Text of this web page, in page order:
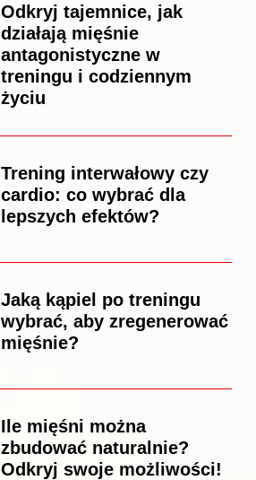
Odkryj tajemnice, jak
działają mięśnie
antagonistyczne w
treningu i codziennym
życiu
Trening interwałowy czy
cardio: co wybrać dla
lepszych efektów?
Jaką kąpiel po treningu
wybrać, aby zregenerować
mięśnie?
Ile mięśni można
zbudować naturalnie?
Odkryj swoje możliwości!